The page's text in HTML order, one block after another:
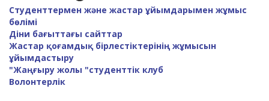
Студенттермен және жастар ұйымдарымен жұмыс
бөлімі
Діни бағыттағы сайттар
Жастар қоғамдық бірлестіктерінің жұмысын
ұйымдастыру
"Жаңғыру жолы "студенттік клуб
Волонтерлік